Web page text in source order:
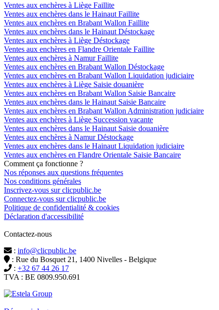
Ventes aux enchères à Liège Faillite
Ventes aux enchères dans le Hainaut Faillite
Ventes aux enchères en Brabant Wallon Faillite
Ventes aux enchères dans le Hainaut Déstockage
Ventes aux enchères à Liège Déstockage
Ventes aux enchères en Flandre Orientale Faillite
Ventes aux enchères à Namur Faillite
Ventes aux enchères en Brabant Wallon Déstockage
Ventes aux enchères en Brabant Wallon Liquidation judiciaire
Ventes aux enchères à Liège Saisie douanière
Ventes aux enchères en Brabant Wallon Saisie Bancaire
Ventes aux enchères dans le Hainaut Saisie Bancaire
Ventes aux enchères en Brabant Wallon Administration judiciaire
Ventes aux enchères à Liège Succession vacante
Ventes aux enchères dans le Hainaut Saisie douanière
Ventes aux enchères à Namur Déstockage
Ventes aux enchères dans le Hainaut Liquidation judiciaire
Ventes aux enchères en Flandre Orientale Saisie Bancaire
Comment ça fonctionne ?
Nos réponses aux questions fréquentes
Nos conditions générales
Inscrivez-vous sur clicpublic.be
Connectez-vous sur clicpublic.be
Politique de confidentialité & cookies
Déclaration d'accessibilité
Contactez-nous
: info@clicpublic.be
: Rue du Bosquet 21, 1400 Nivelles - Belgique
: +32 67 44 26 17
TVA : BE 0809.950.691